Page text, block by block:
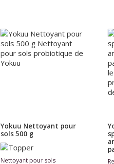
Yokuu Nettoyant pour
sols 500 g
Nettoyant pour sols